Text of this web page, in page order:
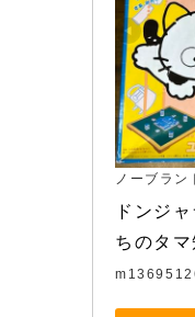
ノーブラン
ドンジ
ちのタ